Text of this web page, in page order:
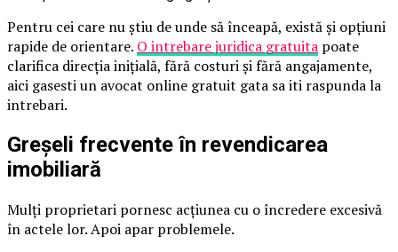
Pentru cei care nu știu de unde să înceapă, există și opțiuni
rapide de orientare. O intrebare juridica gratuita poate
clarifica direcția inițială, fără costuri și fără angajamente,
aici gasesti un avocat online gratuit gata sa iti raspunda la
intrebari.
Greșeli frecvente în revendicarea
imobiliară
Mulți proprietari pornesc acțiunea cu o încredere excesivă
în actele lor. Apoi apar problemele.